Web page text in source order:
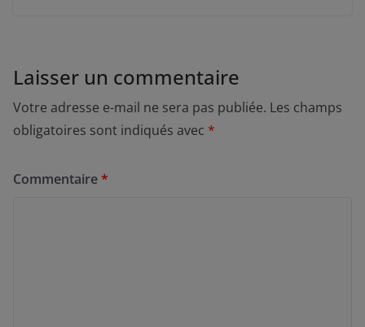
Laisser un commentaire
Votre adresse e-mail ne sera pas publiée. Les champs
obligatoires sont indiqués avec *
Commentaire*